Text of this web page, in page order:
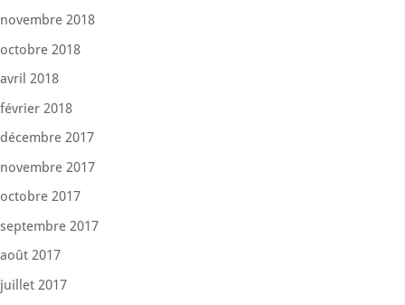
novembre 2018
octobre 2018
avril 2018
février 2018
décembre 2017
novembre 2017
octobre 2017
septembre 2017
août 2017
juillet 2017